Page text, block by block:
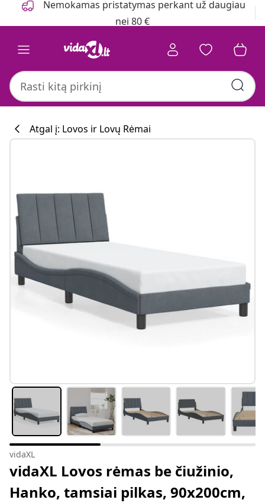
Nemokamas pristatymas perkant už daugiau
nei 80 €
Atgal į: Lovos ir Lovų Rėmai
vidaXL
vidaXL Lovos rėmas be čiužinio,
Hanko, tamsiai pilkas, 90x200cm,